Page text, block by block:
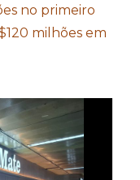
no primeiro
milhões em